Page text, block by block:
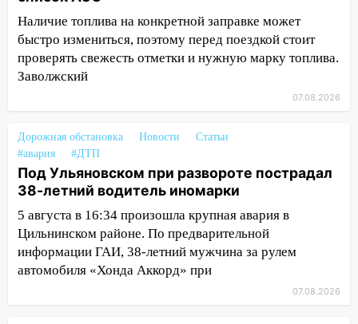
капремонт школы в селе Кивать
15:08 В Кузоватово после прокурорской
проверки обновили разметку на
пешеходных переходах
50-метровом участке
14:22 В Новом городе 8 августа пройдет
большой фестиваль «Наше время» с
мотофристайлом и концертом
«Мураками»
14:04 Жару смоет ливнями: прогноз
погоды в Ульяновской области на
Наличие топлива на конкретной заправке может
быстро измениться, поэтому перед поездкой стоит
проверять свежесть отметки и нужную марку топлива.
Заволжский
07.08.2026
Дорожная обстановка Новости
Статьи
#авария
#ДТП
Под Ульяновском при развороте пострадал
38-летний водитель иномарки
5 августа в 16:34 произошла крупная авария в
Цильнинском районе. По предварительной
информации ГАИ, 38-летний мужчина за рулем
автомобиля «Хонда Аккорд» при
07.08.2026